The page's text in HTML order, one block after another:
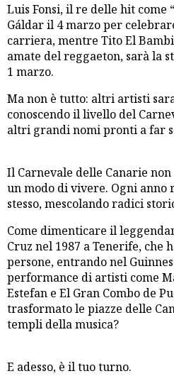
Luis Fonsi, il re delle hit come
Gáldar il 4 marzo per
carriera, mentre Tito El
amate del reggaeton, sarà la
1 marzo.
Ma non è tutto: altri artisti
conoscendo il livello del
altri grandi nomi pronti a far
Il Carnevale delle Canarie
un modo di vivere. Ogni anno
stesso, mescolando radici
Come dimenticare il
Cruz nel 1987 a Tenerife, che
persone, entrando nel
performance di artisti come
Estefan e El Gran Combo de
trasformato le piazze delle
templi della musica?
E adesso, è il tuo turno.